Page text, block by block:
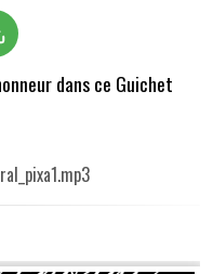
dans ce Guichet